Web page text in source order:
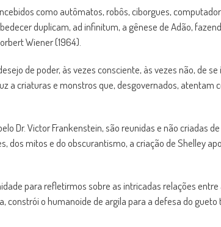
como autômatos, robôs, ciborgues,
duplicam, ad infinitum, a gênese de Adão,
Wiener (1964).
de poder, às vezes consciente, às vezes não, de
a criaturas e monstros que, desgovernados, atentam
Dr. Victor Frankenstein, são reunidas e não criadas
dos mitos e do obscurantismo, a criação de Shelley
para refletirmos sobre as intricadas relações
constrói o humanoide de argila para a defesa do